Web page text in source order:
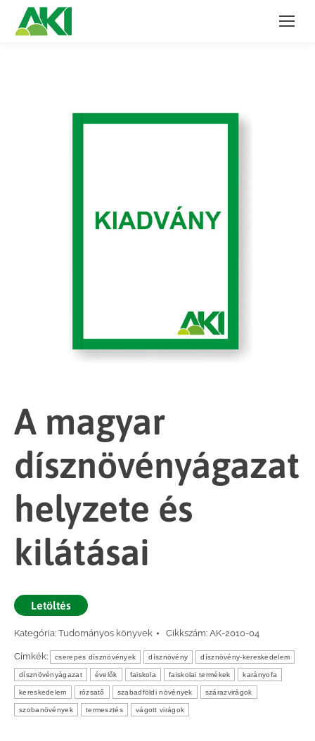
A magyar
dísznövényágazat
helyzete és
kilátásai
Letöltés
Kategória: Tudományos könyvek Cikkszám: AK-2010-04
Címkék: cserepes dísznövények dísznövény dísznövény-kereskedelem
dísznövényágazat évelők faiskola faiskolai termékek karányofa
kereskedelem rózsatő szabadföldi növények szárazvirágok
szobanövények termesztés vágott virágok